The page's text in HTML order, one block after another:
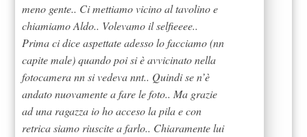
meno gente.. Ci mettiamo vicino al tavolino e
chiamiamo Aldo.. Volevamo il selfieeee..
Prima ci dice aspettate adesso lo facciamo (nn
capite male) quando poi si è avvicinato nella
fotocamera nn si vedeva nnt.. Quindi se n’è
andato nuovamente a fare le foto.. Ma grazie
ad una ragazza io ho acceso la pila e con
retrica siamo riuscite a farlo.. Chiaramente lui